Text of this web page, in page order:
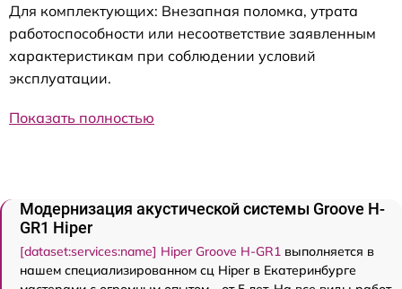
Для комплектующих: Внезапная поломка, утрата
работоспособности или несоответствие заявленным
характеристикам при соблюдении условий
эксплуатации.
Показать полностью
Модернизация акустической системы Groove H-
GR1 Hiper
[dataset:services:name] Hiper Groove H-GR1 выполняется в
нашем специализированном сц Hiper в Екатеринбурге